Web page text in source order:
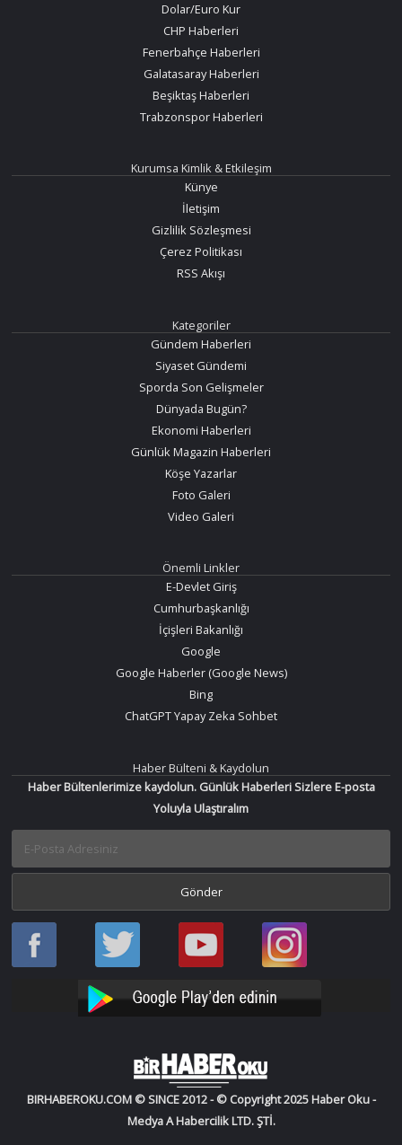
Dolar/Euro Kur
CHP Haberleri
Fenerbahçe Haberleri
Galatasaray Haberleri
Beşiktaş Haberleri
Trabzonspor Haberleri
Kurumsa Kimlik & Etkileşim
Künye
İletişim
Gizlilik Sözleşmesi
Çerez Politikası
RSS Akışı
Kategoriler
Gündem Haberleri
Siyaset Gündemi
Sporda Son Gelişmeler
Dünyada Bugün?
Ekonomi Haberleri
Günlük Magazin Haberleri
Köşe Yazarlar
Foto Galeri
Video Galeri
Önemli Linkler
E-Devlet Giriş
Cumhurbaşkanlığı
İçişleri Bakanlığı
Google
Google Haberler (Google News)
Bing
ChatGPT Yapay Zeka Sohbet
Haber Bülteni & Kaydolun
Haber Bültenlerimize kaydolun. Günlük Haberleri Sizlere E-posta
Yoluyla Ulaştıralım
Haber
Oku
Haber
Oku
Bir
Haber
YouTube
Bir
Haber
Instagram
BIRHABEROKU.COM © SINCE 2012 - © Copyright 2025 Haber Oku -
Medya A Habercilik LTD. ŞTİ.